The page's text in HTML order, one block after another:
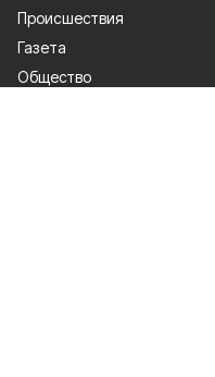
Происшествия
Газета
Общество